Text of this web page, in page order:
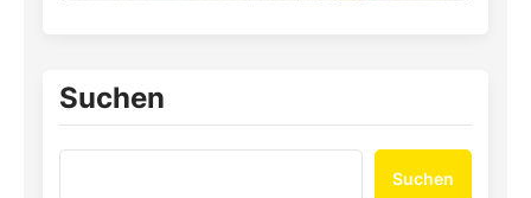
Suchen
Suchen